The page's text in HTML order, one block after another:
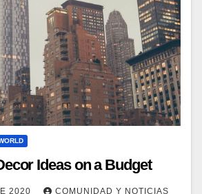
Ideas on a Budget
2020 COMUNIDAD Y NOTICIAS